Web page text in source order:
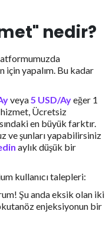
nedir?
için yapalım. Bu kadar
veya 5 USD/Ayeğer 1
hizmet, Ücretsiz
en büyük farktır.
ve şunları yapabilirsiniz
aylık düşük bir
kullanıcı talepleri:
Şu anda eksik olan iki
enjeksiyonun bir